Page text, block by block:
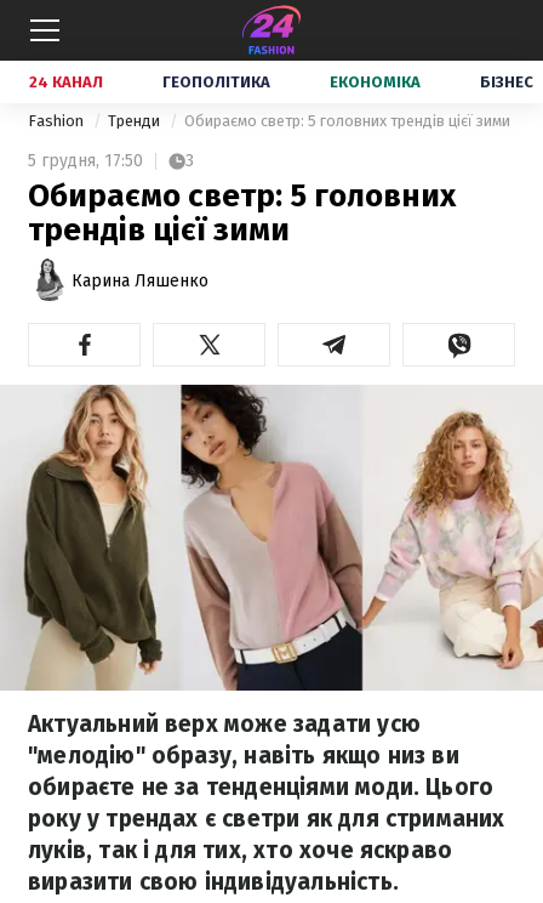
24 КАНАЛ ГЕОПОЛІТИКА ЕКОНОМІКА БІЗНЕС
Fashion Тренди Обираємо светр: 5 головних трендів цієї зими
5 грудня, 17:50 3
Обираємо светр: 5 головних
трендів цієї зими
Карина Ляшенко
Актуальний верх може задати усю
"мелодію" образу, навіть якщо низ ви
обираєте не за тенденціями моди. Цього
року у трендах є светри як для стриманих
луків, так і для тих, хто хоче яскраво
виразити свою індивідуальність.